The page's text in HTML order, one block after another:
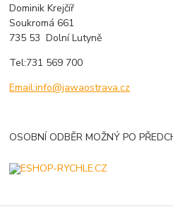
Dominik Krejčíř
Soukromá 661
735 53 Dolní Lutyně
Tel:731 569 700
Email:info@jawaostrava.cz
OSOBNÍ ODBĚR MOŽNÝ PO